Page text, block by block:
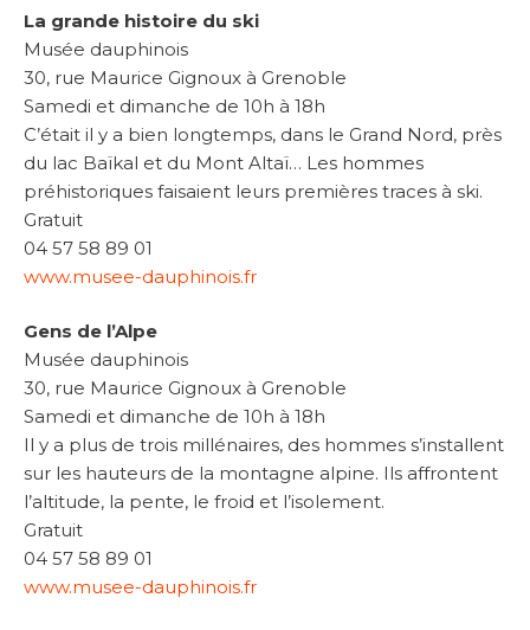
La grande histoire du ski
Musée dauphinois
30, rue Maurice Gignoux à Grenoble
Samedi et dimanche de 10h à 18h
C’était il y a bien longtemps, dans le Grand Nord, près
du lac Baïkal et du Mont Altaï… Les hommes
préhistoriques faisaient leurs premières traces à ski.
Gratuit
04 57 58 89 01
www.musee-dauphinois.fr
Gens de l’Alpe
Musée dauphinois
30, rue Maurice Gignoux à Grenoble
Samedi et dimanche de 10h à 18h
Il y a plus de trois millénaires, des hommes s’installent
sur les hauteurs de la montagne alpine. Ils affrontent
l’altitude, la pente, le froid et l’isolement.
Gratuit
04 57 58 89 01
www.musee-dauphinois.fr